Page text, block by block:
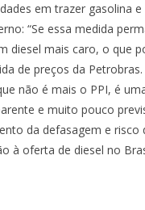
em trazer gasolina e
“Se essa medida
diesel mais caro, o que
de preços da Petrobras.
não é mais o PPI, é
e muito pouco
da defasagem e risco
à oferta de diesel no